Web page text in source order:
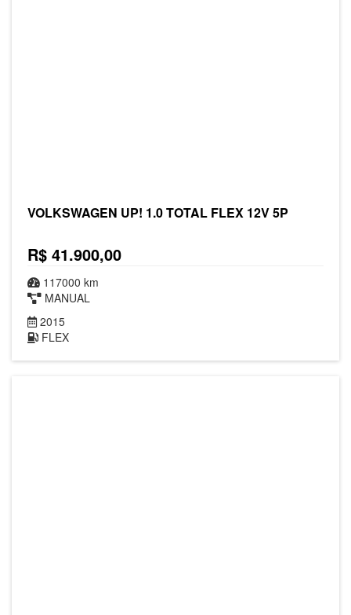
VOLKSWAGEN UP! 1.0 TOTAL FLEX 12V 5P
R$ 41.900,00
117000 km
MANUAL
2015
FLEX